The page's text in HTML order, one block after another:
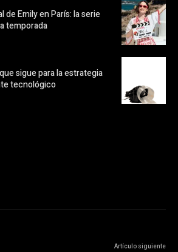
Emily en París: la serie
temporada
sigue para la estrategia
tecnológico
Artículo siguiente